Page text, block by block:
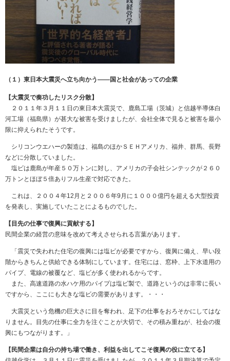
（１）東日本大震災へ立ち向かう――国と社会があっての企業
【大震災で奏功したリスク分散】
２０１１年３月１１日の東日本大震災で、鹿島工場（茨城）と信越半導体白
河工場（福島県）が甚大な被害を受けましたが、会社全体で見ると被害を最小
限に抑えられたそうです。
シリコンウエハーの製造は、福島のほかＳＥＨアメリカ、福井、群馬、長野
などに分散していました。
塩ビは鹿島が年産５０万トンに対し、アメリカの子会社シンテックが２６０
万トンとほぼ５倍ありフル生産で対応できた。
これは、２００４年12月と２００６年9月に１０００億円を超える大型投資
を発表し、実施していたことによるものでした。
【目先の仕事で復興に貢献する】
民間企業の経営の意味を改めて考えさせられる言葉があります。
「震災で失われた住宅の復興には塩ビが必要ですから、復興に備え、早い段
階からきちんと供給できる体制にしています。住宅には、窓枠、上下水道用の
パイプ、電線の被覆など、塩ビが多く使われるからです。
また、高速道路の水ハケ用のパイプは塩ビ製で、道路というのは非常に長い
ですから、ここにも大きな塩ビの需要があります。・・・
大震災という危機の巨大さに目を奪われ、足下の仕事をおろそかにしてはな
りません。目先の仕事に全力を注ぐことが大切で、その積み重ねが、社会の復
興にもつながります。」
【民間企業は自分の持ち場で働き、利益を出してこそ復興の役に立てる】